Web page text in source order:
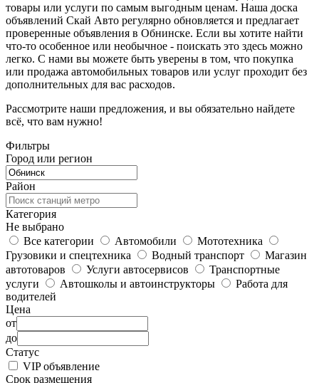
товары или услуги по самым выгодным ценам. Наша доска
объявлений Скай Авто регулярно обновляется и предлагает
проверенные объявления в Обнинске. Если вы хотите найти
что-то особенное или необычное - поискать это здесь можно
легко. С нами вы можете быть уверены в том, что покупка
или продажа автомобильных товаров или услуг проходит без
дополнительных для вас расходов.
Рассмотрите наши предложения, и вы обязательно найдете
всё, что вам нужно!
Фильтры
Город или регион
Район
Категория
Не выбрано
Все категории
Автомобили
Мототехника
Грузовики и спецтехника
Водный транспорт
Магазин
автотоваров
Услуги автосервисов
Транспортные
услуги
Автошколы и автоинструкторы
Работа для
водителей
Цена
от
до
Статус
VIP объявление
Срок размещения